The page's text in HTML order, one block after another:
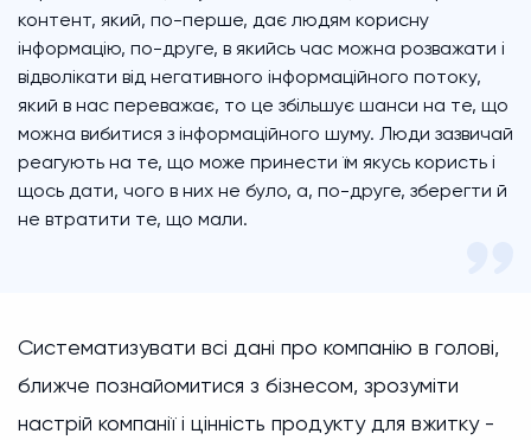
контент, який, по-перше, дає людям корисну
інформацію, по-друге, в якийсь час можна розважати і
відволікати від негативного інформаційного потоку,
який в нас переважає, то це збільшує шанси на те, що
можна вибитися з інформаційного шуму. Люди зазвичай
реагують на те, що може принести їм якусь користь і
щось дати, чого в них не було, а, по-друге, зберегти й
не втратити те, що мали.
Систематизувати всі дані про компанію в голові,
ближче познайомитися з бізнесом, зрозуміти
настрій компанії і цінність продукту для вжитку -